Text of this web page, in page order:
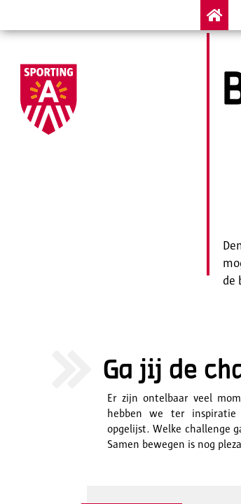

de
Ga jij de
Er zijn ontelbaar veel
hebben we ter inspiratie
opgelijst. Welke challenge
Samen bewegen is nog